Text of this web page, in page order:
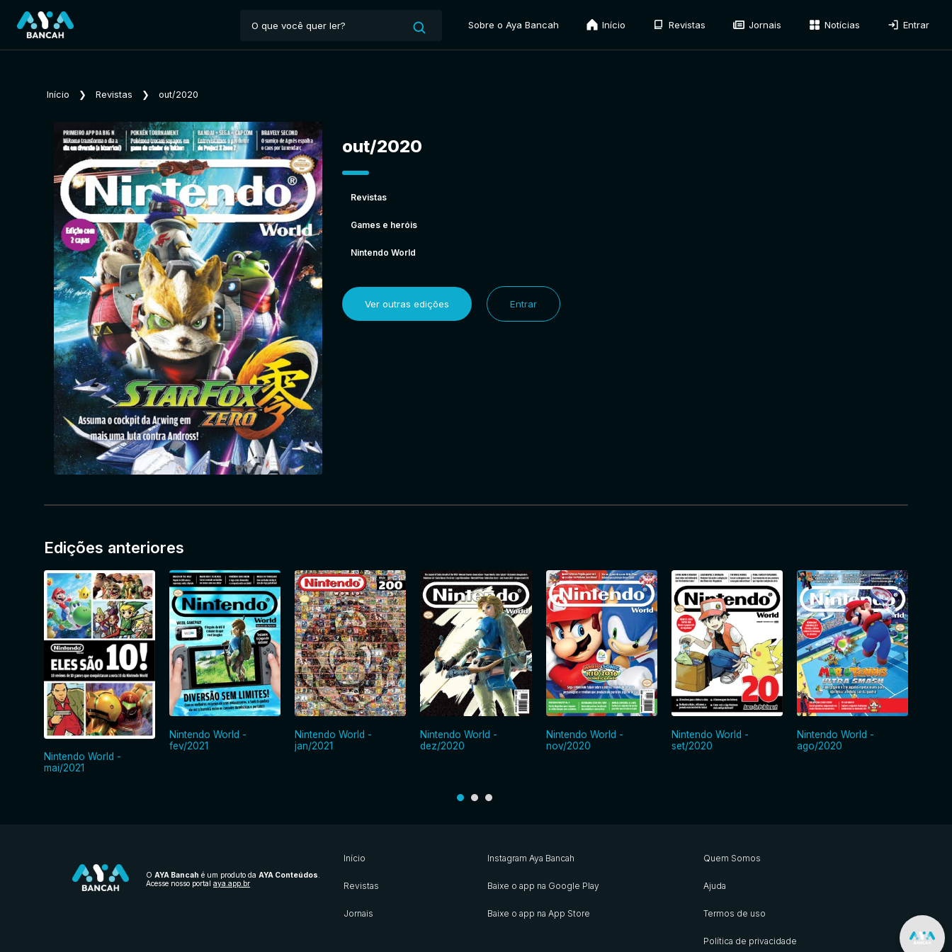
Sobre o Aya Bancah Início Revistas Jornais Notícias Entrar
Início ❯ Revistas ❯ out/2020
out/2020
Revistas
Games e heróis
Nintendo World
Ver outras edições Entrar
Edições anteriores
Nintendo World -
mai/2021
Nintendo World -
fev/2021
Nintendo World -
jan/2021
Nintendo World -
dez/2020
Nintendo World -
nov/2020
Nintendo World -
set/2020
Nintendo World -
ago/2020
O AYA Bancah é um produto da AYA Conteúdos
Acesse nosso portal aya.app.br
Início
Revistas
Jornais
Instagram Aya Bancah
Baixe o app na Google Play
Baixe o app na App Store
Quem Somos
Ajuda
Termos de uso
Política de privacidade